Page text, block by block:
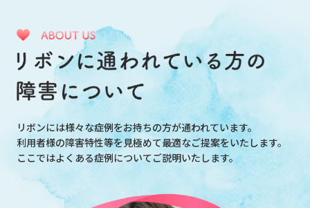
リボンには様々な症例をお持ちの方が通われています。
利用者様の障害特性等を見極めて最適なご提案をいたします。
ここではよくある症例についてご説明いたします。